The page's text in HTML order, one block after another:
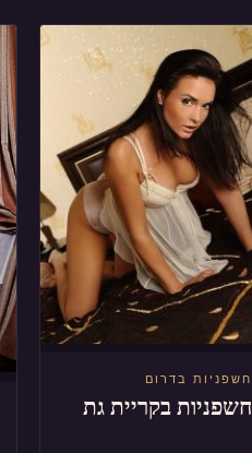
חשפניות בדרום
חשפניות בקריית גת